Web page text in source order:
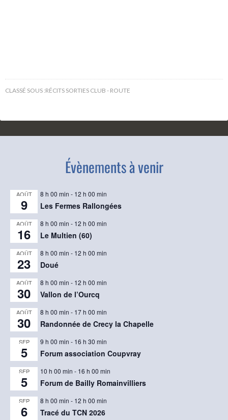
CLASSÉ SOUS :RÉCITS SORTIES CLUB - ROUTE
Évènements à venir
AOÛT
9
8 h 00 min - 12 h 00 min
Les Fermes Rallongées
AOÛT
16
8 h 00 min - 12 h 00 min
Le Multien (60)
AOÛT
23
8 h 00 min - 12 h 00 min
Doué
AOÛT
30
8 h 00 min - 12 h 00 min
Vallon de l’Ourcq
AOÛT
30
8 h 00 min - 17 h 00 min
Randonnée de Crecy la Chapelle
SEP
5
9 h 00 min - 16 h 30 min
Forum association Coupvray
SEP
5
10 h 00 min - 16 h 00 min
Forum de Bailly Romainvilliers
SEP
6
8 h 00 min - 12 h 00 min
Tracé du TCN 2026